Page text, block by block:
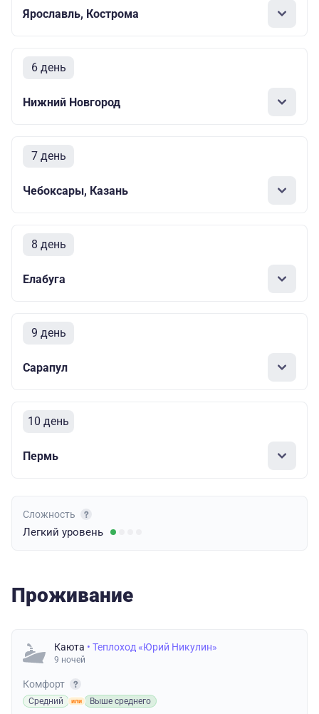
Ярославль, Кострома
6 день
Нижний Новгород
7 день
Чебоксары, Казань
8 день
Елабуга
9 день
Сарапул
10 день
Пермь
Сложность
Легкий уровень
Проживание
Каюта • Теплоход «Юрий Никулин»
9 ночей
Комфорт
Средний Выше среднего